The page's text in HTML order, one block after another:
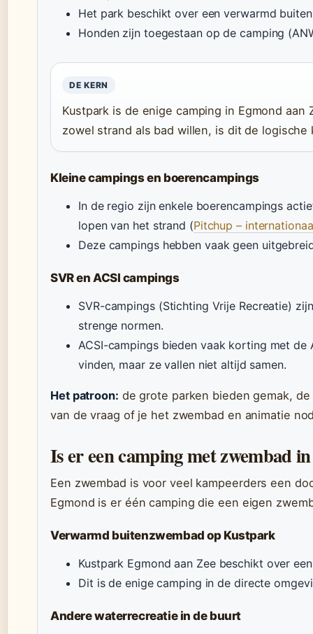
Het park beschikt over een verwarmd
Honden zijn toegestaan op de camping
DE KERN
Kustpark is de enige camping in Egmond
zowel strand als bad willen, is dit de logische
Kleine campings en boerencampings
In de regio zijn enkele boerencampings
lopen van het strand (Pitchup –
Deze campings hebben vaak geen
SVR en ACSI campings
SVR-campings (Stichting Vrije Recreatie)
strenge normen.
ACSI-campings bieden vaak korting met de
vinden, maar ze vallen niet altijd samen.
Het patroon: de grote parken bieden gemak,
van de vraag of je het zwembad en animatie
Is er een camping met zwembad
Een zwembad is voor veel kampeerders een
Egmond is er één camping die een eigen
Verwarmd buitenzwembad op Kustpark
Kustpark Egmond aan Zee beschikt over
Dit is de enige camping in de directe
Andere waterrecreatie in de buurt